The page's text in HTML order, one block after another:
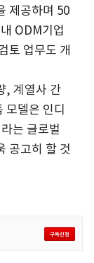
제공하며 50
ODM기업
토 업무도 개
, 계열사 간
모델은 인디
는 글로벌
공고히 할 것